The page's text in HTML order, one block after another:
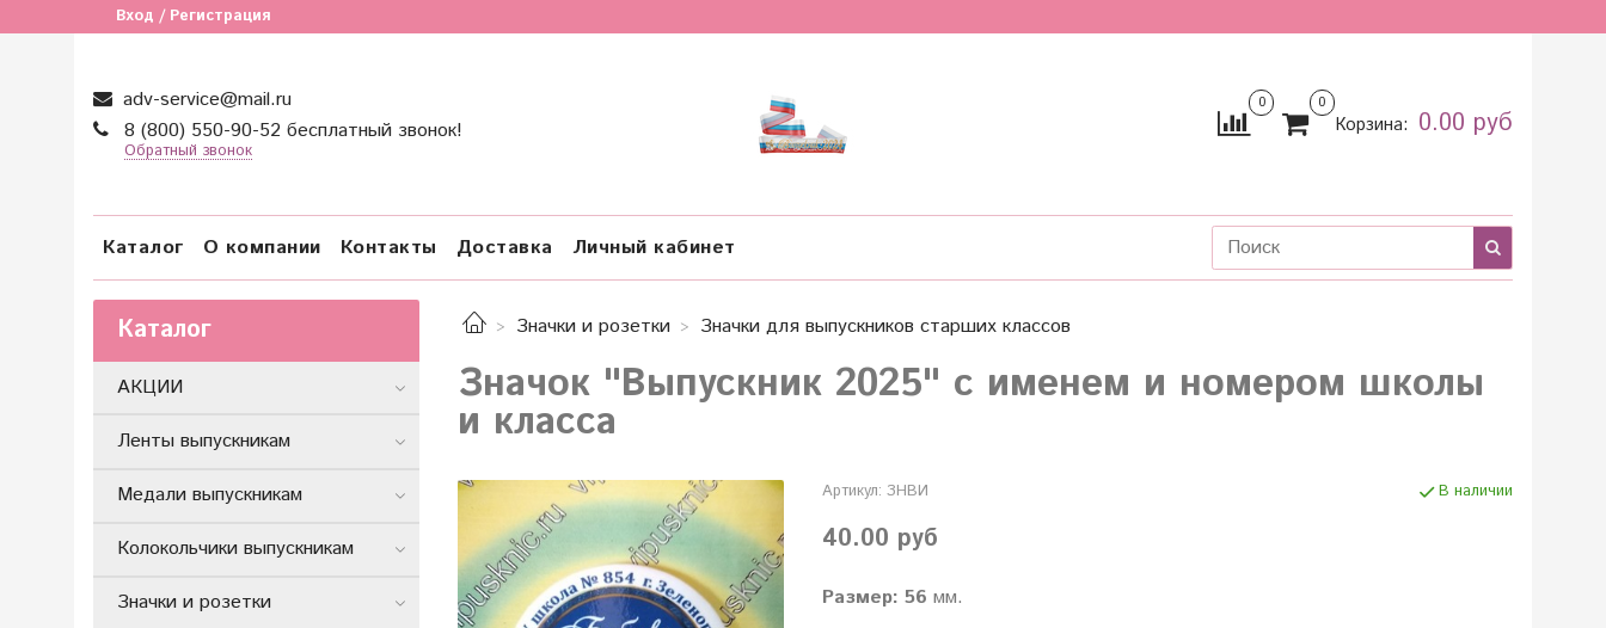
Вход / Регистрация
adv-service@mail.ru
8 (800) 550-90-52 бесплатный звонок!
Обратный звонок
0 0
Корзина: 0.00 руб
Каталог О компании Контакты Доставка Личный кабинет
Значки и розетки Значки для выпускников старших классов
Значок "Выпускник 2025" с именем и номером школы
и класса
Артикул: ЗНВИ В наличии
40.00 руб
Размер: 56 мм.
Каталог
АКЦИИ
Ленты выпускникам
Медали выпускникам
Колокольчики выпускникам
Значки и розетки